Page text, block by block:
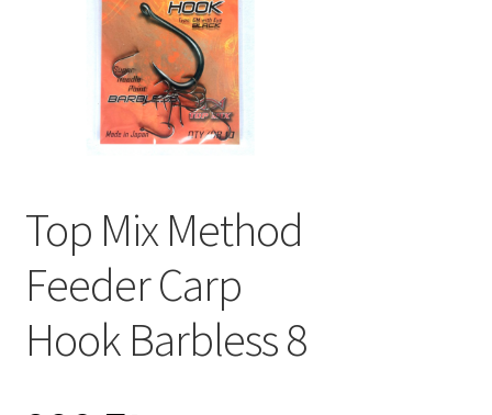
Mohosz Versenynaptár 2025
Top Mix Method
Feeder Carp
Hook Barbless 8